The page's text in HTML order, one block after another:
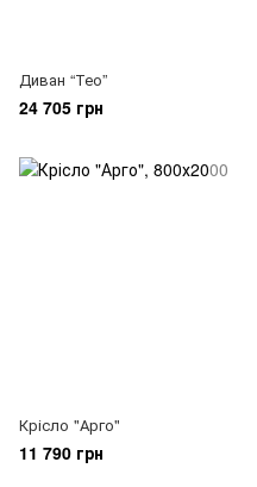
Диван “Тео”
24 705 грн
Крісло "Арго"
11 790 грн